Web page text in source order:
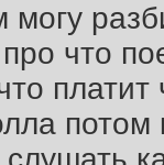
что
потом